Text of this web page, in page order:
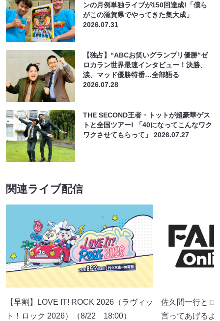
ンの月例単独ライブが150回達成!「僕ら
がこの滋賀県でやってきた集大成」
2026.07.31
【独占】“ABCお笑いグランプリ優勝”ゼ
ロカラン世界最速インタビュー！決勝、
涙、マッド優勝特番…全部語る
2026.07.28
THE SECOND王者・トットが超豪華ゲス
トと全国ツアー! 「40になってこんなワク
ワクさせてもらって」2026.07.27
関連ライブ配信
【早割】LOVE IT! ROCK 2026（ラヴィッ
ト！ロック 2026）（8/22 18:00）
佐久間一行とロ
言ってあげる